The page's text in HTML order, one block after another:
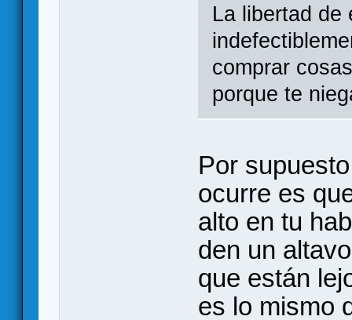
La libertad de
comprar
porque te
Por
ocurre es
alto en tu
den un
que están
es lo mismo